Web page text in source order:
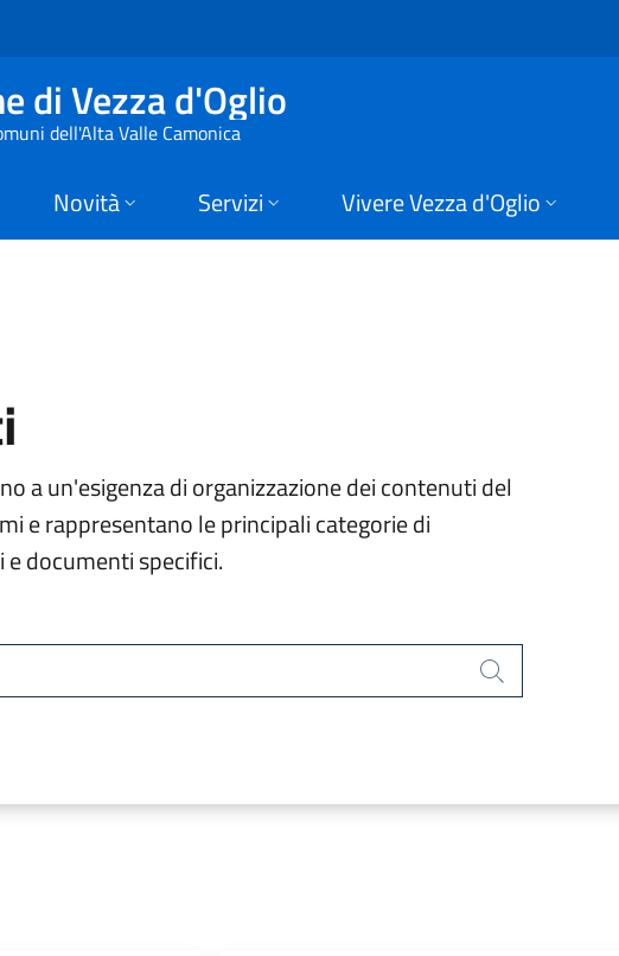
di Vezza d'Oglio
di Vezza d'Oglio
dell'Alta Valle Camonica
Novità Servizi Vivere Vezza d'Oglio
a un'esigenza di organizzazione dei contenuti del
e rappresentano le principali categorie di
documenti specifici.
Cerca